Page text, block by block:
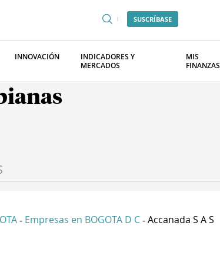
SUSCRÍBASE
INNOVACIÓN
INDICADORES Y
MERCADOS
MIS
FINANZAS
- Empresas en BOGOTA D C - Accanada S A S